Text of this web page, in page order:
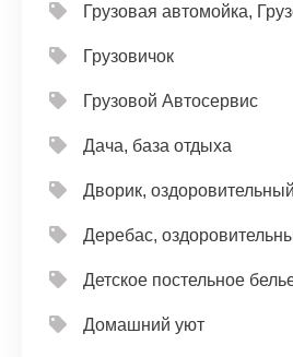
Грузовая автомойка,
Грузовичок
Грузовой Автосервис
Дача, база отдыха
Дворик,
Деребас,
Детское постельное
Домашний уют